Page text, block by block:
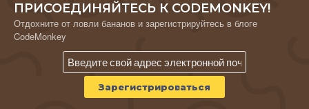
ПРИСОЕДИНЯЙТЕСЬ К CODEMONKEY!
Отдохните от ловли бананов и зарегистрируйтесь в блоге
CodeMonkey